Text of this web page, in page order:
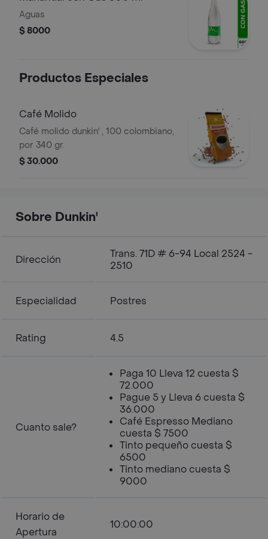
Aguas
$ 8000
Productos Especiales
Café Molido
Café molido dunkin' , 100 colombiano,
por 340 gr.
$ 30.000
Sobre Dunkin'
Dirección
Trans. 71D # 6-94 Local 2524 -
2510
Especialidad Postres
Rating 4.5
Cuanto sale?
Paga 10 Lleva 12 cuesta $
72.000
Pague 5 y Lleva 6 cuesta $
36.000
Café Espresso Mediano
cuesta $ 7500
Tinto pequeño cuesta $
6500
Tinto mediano cuesta $
9000
Horario de
Apertura
10:00:00